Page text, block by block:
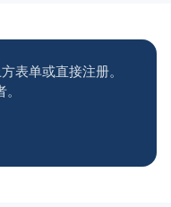
表单或直接注册。